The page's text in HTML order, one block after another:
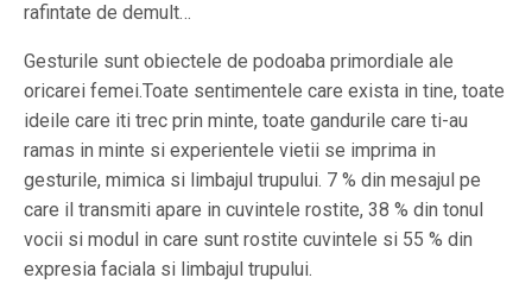
rafintate de demult…
Gesturile sunt obiectele de podoaba primordiale ale
oricarei femei.Toate sentimentele care exista in tine, toate
ideile care iti trec prin minte, toate gandurile care ti-au
ramas in minte si experientele vietii se imprima in
gesturile, mimica si limbajul trupului. 7 % din mesajul pe
care il transmiti apare in cuvintele rostite, 38 % din tonul
vocii si modul in care sunt rostite cuvintele si 55 % din
expresia faciala si limbajul trupului.